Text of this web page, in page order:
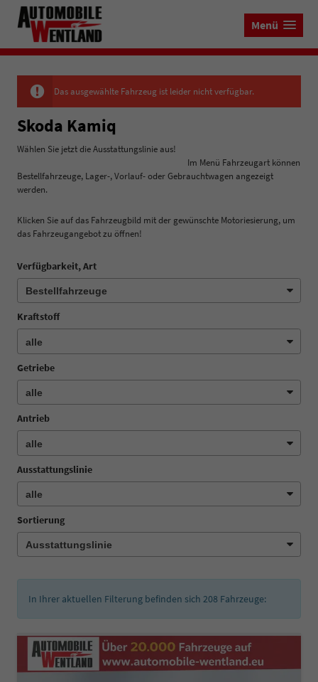
Menü
Das ausgewählte Fahrzeug ist leider nicht verfügbar.
Skoda Kamiq
Wählen Sie jetzt die Ausstattungslinie aus!
Im Menü Fahrzeugart können
Bestellfahrzeuge, Lager-, Vorlauf- oder Gebrauchtwagen angezeigt
werden.
Klicken Sie auf das Fahrzeugbild mit der gewünschte Motoriesierung, um
das Fahrzeugangebot zu öffnen!
Verfügbarkeit, Art
Kraftstoff
Getriebe
Antrieb
Ausstattungslinie
Sortierung
In Ihrer aktuellen Filterung befinden sich 208 Fahrzeuge: